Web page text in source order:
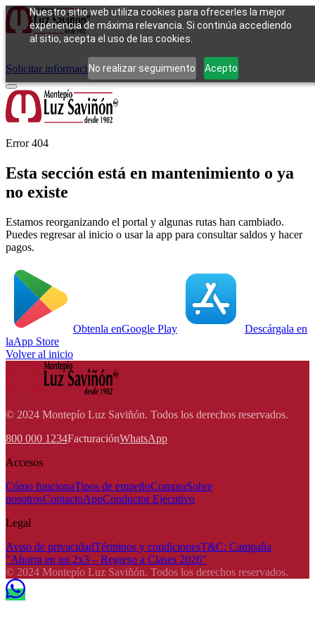
Nuestro sitio web utiliza cookies para ofrecerles la mejor
experiencia de máxima relevancia. Si continúa accediendo
al sitio, acepta el uso de las cookies.
No realizar seguimiento Acepto
Cómo funcionaTipos de empeñoCompraContacto
Solicitar información Iniciar sesión
Error 404
Esta sección está en mantenimiento o ya
no existe
Estamos reorganizando el portal y algunas rutas han cambiado.
Puedes regresar al inicio o usar la app para consultar saldos y hacer
pagos.
Obtenla enGoogle Play
Descárgala en
laApp Store
Volver al inicio
© 2024 Montepío Luz Saviñón. Todos los derechos reservados.
800 000 1234FacturaciónWhatsApp
Accesos
Cómo funcionaTipos de empeñoCompraSobre
nosotrosContactoAppConductor Ejecutivo
Legal
Aviso de privacidadTérminos y condicionesT&C: Campaña
"Ahorra en un 2x3 – Regreso a Clases 2026"
© 2024 Montepío Luz Saviñón. Todos los derechos reservados.